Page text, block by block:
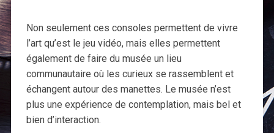
Non seulement ces consoles permettent de vivre
l’art qu’est le jeu vidéo, mais elles permettent
également de faire du musée un lieu
communautaire où les curieux se rassemblent et
échangent autour des manettes. Le musée n’est
plus une expérience de contemplation, mais bel et
bien d’interaction.